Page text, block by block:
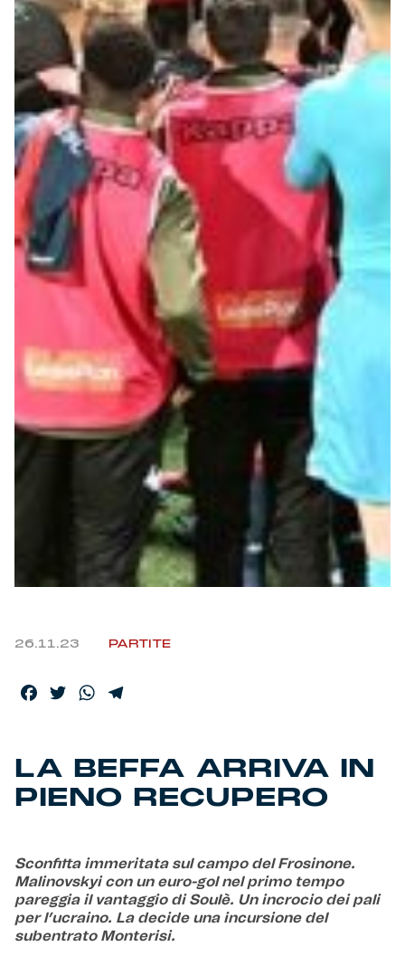
Robe di Kappa x Genoa
Vintage Collection
Red&Blue Voices
Kids
Accessori
Outlet
Caffè Boasi x Genoa
Helan x Genoa
Isolani x Genoa
Gift Card Online Store
Fortissimo batte il mio cuor
26.11.23 PARTITE
Facebook
TwitterWhatsApp
LA BEFFA ARRIVA IN
PIENO RECUPERO
Sconfitta immeritata sul campo del Frosinone.
Malinovskyi con un euro-gol nel primo tempo
pareggia il vantaggio di Soulè. Un incrocio dei pali
per l’ucraino. La decide una incursione del
subentrato Monterisi.